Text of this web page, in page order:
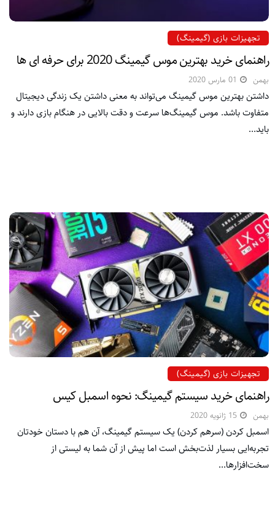
تجهیزات بازی (گیمینگ)
راهنمای خرید بهترین موس گیمینگ 2020 برای حرفه ای ها
بهمن 01 مارس 2020
داشتن بهترین موس گیمینگ می‌تواند به معنی داشتن یک زندگی دیجیتال
متفاوت باشد. موس گیمینگ‌ها سرعت و دقت بالایی در هنگام بازی دارند و
باید...
تجهیزات بازی (گیمینگ)
راهنمای خرید سیستم گیمینگ: نحوه اسمبل کیس
بهمن 15 ژانویه 2020
اسمبل کردن (سرهم کردن) یک سیستم گیمینگ، آن هم با دستان خودتان
تجربه‌ایی بسیار لذت‌بخش است اما پیش از آن شما به لیستی از
سخت‌افزارها...